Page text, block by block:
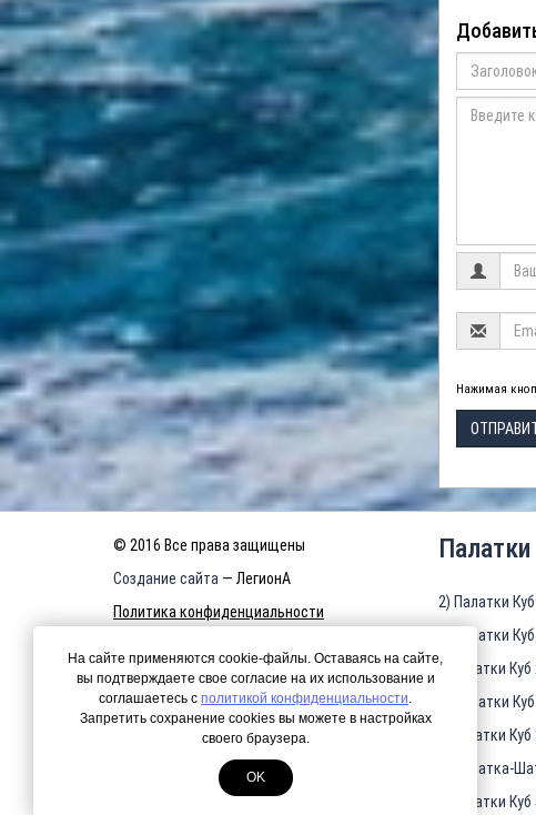
Нажимая
© 2016 Все права защищены
Создание сайта — ЛегионА
Политика конфиденциальности
КАРТА САЙТА
Палатки
2) Палатки
3) Палатки
4)Палатки
5) Палатки
6)Палатки
7) Палатка-
8)Палатки Куб
На сайте применяются cookie-файлы. Оставаясь на сайте,
вы подтверждаете свое согласие на их использование и
соглашаетесь с политикой конфиденциальности.
Запретить сохранение cookies вы можете в настройках
своего браузера.
OK